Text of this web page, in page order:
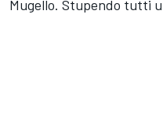
Mugello. Stupendo tutti